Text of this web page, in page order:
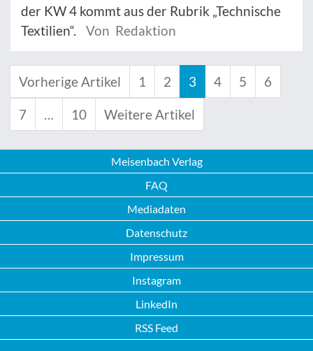
der KW 4 kommt aus der Rubrik „Technische
Textilien“.
Von Redaktion
Vorherige Artikel 1 2 3 4 5 6
7 … 10 Weitere Artikel
Meisenbach Verlag
FAQ
Mediadaten
Datenschutz
Impressum
Instagram
LinkedIn
RSS Feed